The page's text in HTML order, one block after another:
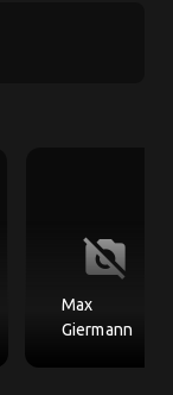
no_photography
Max
Giermann